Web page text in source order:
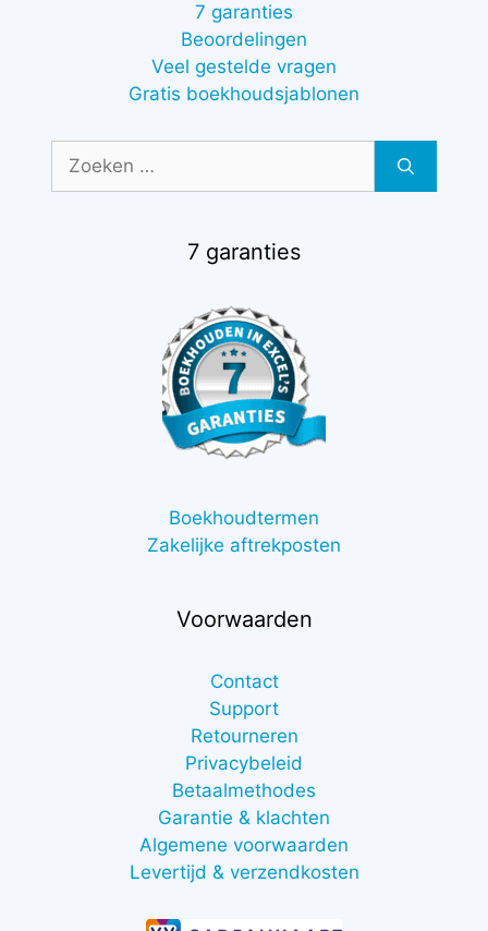
7 garanties
Beoordelingen
Veel gestelde vragen
Gratis boekhoudsjablonen
Zoek
7 garanties
Boekhoudtermen
Zakelijke aftrekposten
Voorwaarden
Contact
Support
Retourneren
Privacybeleid
Betaalmethodes
Garantie & klachten
Algemene voorwaarden
Levertijd & verzendkosten